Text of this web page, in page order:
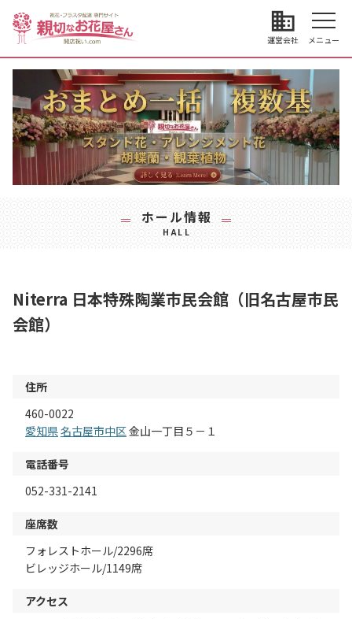
business
運営会社 メニュー
ホール情報
HALL
Niterra 日本特殊陶業市民会館（旧名古屋市民
会館）
住所
460-0022
愛知県名古屋市中区金山一丁目５－１
電話番号
052-331-2141
座席数
フォレストホール/2296席
ビレッジホール/1149席
アクセス